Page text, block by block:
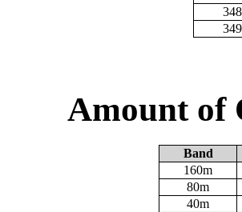
348
349
Amount of
Band
160m
80m
40m